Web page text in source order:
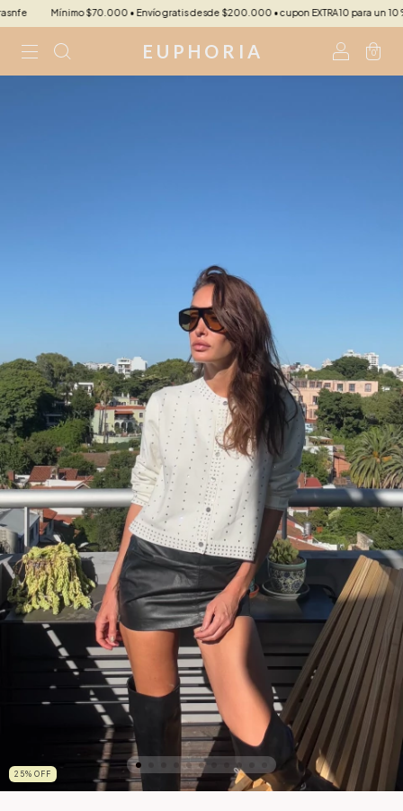
Mínimo $70.000 • Envío gratis desde $200.000 • cupon EXTRA10 para un 10
E U P H O R I A 0
25% OFF